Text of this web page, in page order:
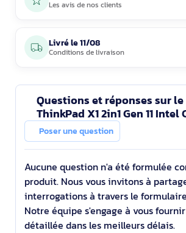
Les avis de nos clients
Livré le11/08
Conditions de livraison
Questions et réponses sur le
ThinkPad X1 2in1 Gen 11 Intel
325 14p WUXGA Touch 32Go
Intel Graph
Poser une question
Aucune question n'a été formulée
produit. Nous vous invitons à
interrogations à travers le
Notre équipe s'engage à vous
détaillée dans les meilleurs délais.